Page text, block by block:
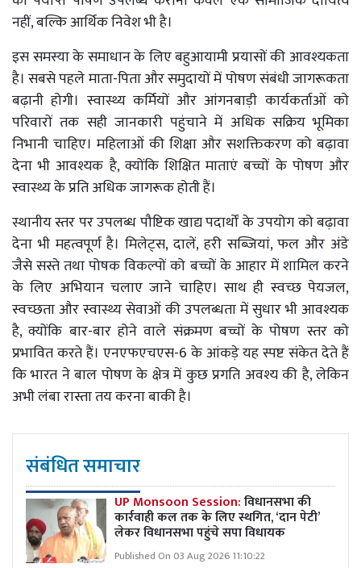
नहीं, बल्कि आर्थिक निवेश भी है।
इस समस्या के समाधान के लिए बहुआयामी प्रयासों की आवश्यकता
है। सबसे पहले माता-पिता और समुदायों में पोषण संबंधी जागरूकता
बढ़ानी होगी। स्वास्थ्य कर्मियों और आंगनबाड़ी कार्यकर्ताओं को
परिवारों तक सही जानकारी पहुंचाने में अधिक सक्रिय भूमिका
निभानी चाहिए। महिलाओं की शिक्षा और सशक्तिकरण को बढ़ावा
देना भी आवश्यक है, क्योंकि शिक्षित माताएं बच्चों के पोषण और
स्वास्थ्य के प्रति अधिक जागरूक होती हैं।
स्थानीय स्तर पर उपलब्ध पौष्टिक खाद्य पदार्थों के उपयोग को बढ़ावा
देना भी महत्वपूर्ण है। मिलेट्स, दालें, हरी सब्जियां, फल और अंडे
जैसे सस्ते तथा पोषक विकल्पों को बच्चों के आहार में शामिल करने
के लिए अभियान चलाए जाने चाहिए। साथ ही स्वच्छ पेयजल,
स्वच्छता और स्वास्थ्य सेवाओं की उपलब्धता में सुधार भी आवश्यक
है, क्योंकि बार-बार होने वाले संक्रमण बच्चों के पोषण स्तर को
प्रभावित करते हैं। एनएफएचएस-6 के आंकड़े यह स्पष्ट संकेत देते हैं
कि भारत ने बाल पोषण के क्षेत्र में कुछ प्रगति अवश्य की है, लेकिन
अभी लंबा रास्ता तय करना बाकी है।
संबंधित समाचार
UP Monsoon Session:विधानसभा की
कार्रवाही कल तक के लिए स्थगित, ‘दान पेटी’
लेकर विधानसभा पहुंचे सपा विधायक
Published On 03 Aug 2026 11:10:22